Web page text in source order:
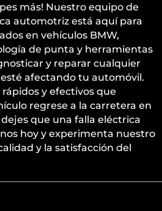
más! Nuestro equipo de
automotriz está aquí para
en vehículos BMW,
de punta y herramientas
y reparar cualquier
afectando tu automóvil.
y efectivos que
regrese a la carretera en
que una falla eléctrica
hoy y experimenta nuestro
y la satisfacción del